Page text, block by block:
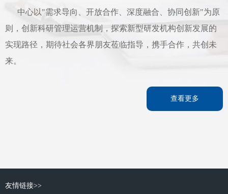
中心以"需求导向、开放合作、深度融合、协同创新"为原
则，创新科研管理运营机制，探索新型研发机构创新发展的
实现路径， 期待社会各界朋友莅临指导，携手合作，共创未
来。
查看更多
友情链接>>